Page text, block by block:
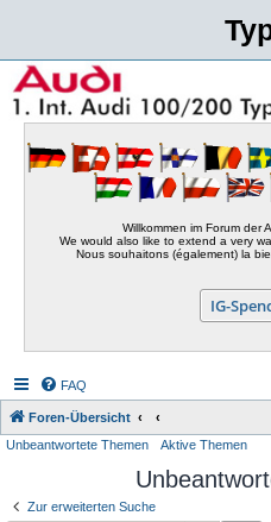
Willkommen im Forum der
We would also like to extend a very
Nous souhaitons (également) la
IG-
FAQ
Foren-Übersicht
Unbeantwortete Themen Aktive Themen
Zur erweiterten Suche